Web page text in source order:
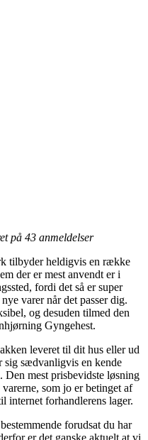
på 43 anmeldelser
tilbyder heldigvis en række
der er mest anvendt er i
fordi det så er super
varer når det passer dig.
og desuden tilmed den
Gyngehest.
leveret til dit hus eller ud
sig sædvanligvis en kende
mest prisbevidste løsning
som jo er betinget af
internet forhandlerens lager.
forudsat du har
er det ganske aktuelt at vi